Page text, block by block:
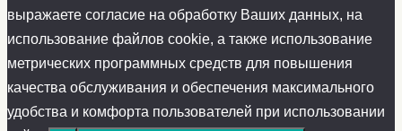
выражаете согласие на обработку Ваших данных, на
использование файлов cookie, а также использование
метрических программных средств для повышения
качества обслуживания и обеспечения максимального
удобства и комфорта пользователей при использовании